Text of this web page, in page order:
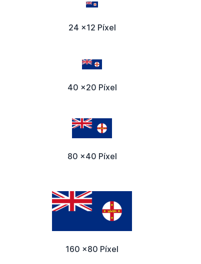
24 x12 Píxel
40 x20 Píxel
80 x40 Píxel
160 x80 Píxel